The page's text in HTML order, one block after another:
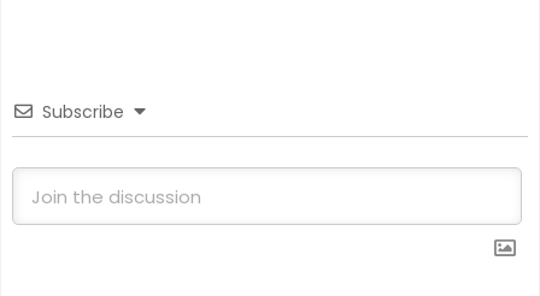
Subscribe